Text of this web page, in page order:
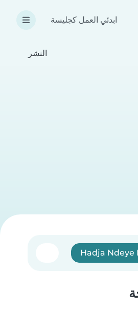
ابدئي العمل كجليسة
النشر